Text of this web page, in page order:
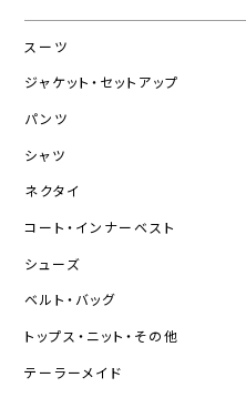
スーツ
ジャケット・セットアップ
パンツ
シャツ
ネクタイ
コート・インナーベスト
シューズ
ベルト・バッグ
トップス・ニット・その他
テーラーメイド